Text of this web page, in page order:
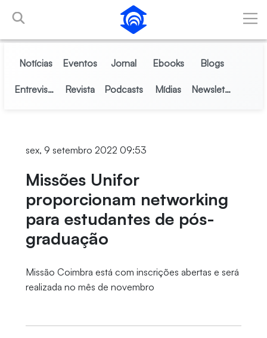
Pular para o Conteúdo principal
Notícias Eventos Jornal Ebooks Blogs
Entrevistas Revista Podcasts Mídias Newsletter
sex, 9 setembro 2022 09:53
Missões Unifor
proporcionam networking
para estudantes de pós-
graduação
Missão Coimbra está com inscrições abertas e será
realizada no mês de novembro